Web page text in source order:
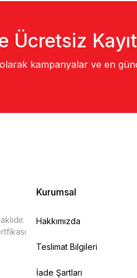
Ücretsiz
kampanyalar ve en
Kurumsal
Hakkımızda
Teslimat Bilgileri
İade Şartları